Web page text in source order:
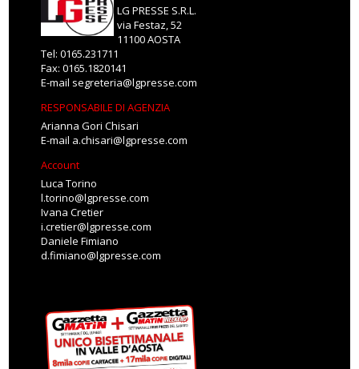
LG PRESSE S.R.L.
via Festaz, 52
11100 AOSTA
Tel: 0165.231711
Fax: 0165.1820141
E-mail segreteria@lgpresse.com
RESPONSABILE DI AGENZIA
Arianna Gori Chisari
E-mail a.chisari@lgpresse.com
Account
Luca Torino
l.torino@lgpresse.com
Ivana Cretier
i.cretier@lgpresse.com
Daniele Fimiano
d.fimiano@lgpresse.com